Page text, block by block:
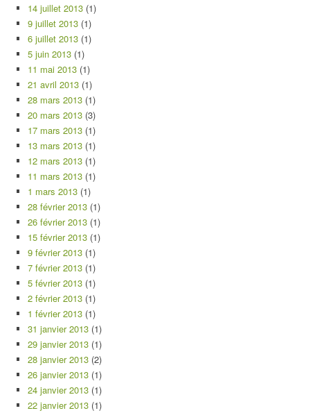
14 juillet 2013 (1)
9 juillet 2013 (1)
6 juillet 2013 (1)
5 juin 2013 (1)
11 mai 2013 (1)
21 avril 2013 (1)
28 mars 2013 (1)
20 mars 2013 (3)
17 mars 2013 (1)
13 mars 2013 (1)
12 mars 2013 (1)
11 mars 2013 (1)
1 mars 2013 (1)
28 février 2013 (1)
26 février 2013 (1)
15 février 2013 (1)
9 février 2013 (1)
7 février 2013 (1)
5 février 2013 (1)
2 février 2013 (1)
1 février 2013 (1)
31 janvier 2013 (1)
29 janvier 2013 (1)
28 janvier 2013 (2)
26 janvier 2013 (1)
24 janvier 2013 (1)
22 janvier 2013 (1)